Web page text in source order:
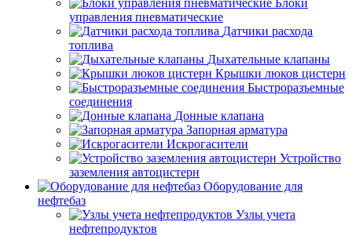
Блоки
управления пневматические
Датчики расхода
топлива
Дыхательные клапаны
Крышки люков цистерн
Быстроразъемные
соединения
Донные клапана
Запорная арматура
Искрогасители
Устройство
заземления автоцистерн
Оборудование для
нефтебаз
Узлы учета
нефтепродуктов